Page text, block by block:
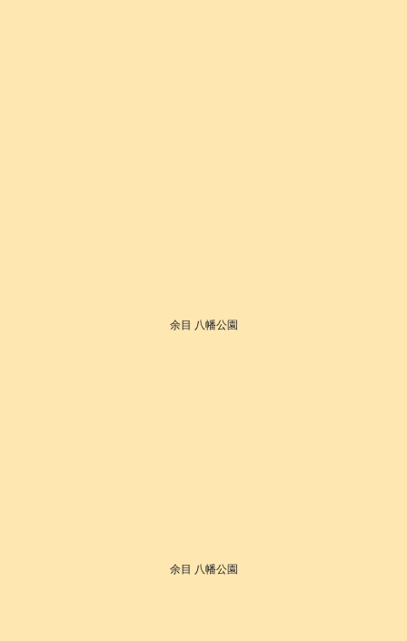
余目 八幡公園
余目 八幡公園